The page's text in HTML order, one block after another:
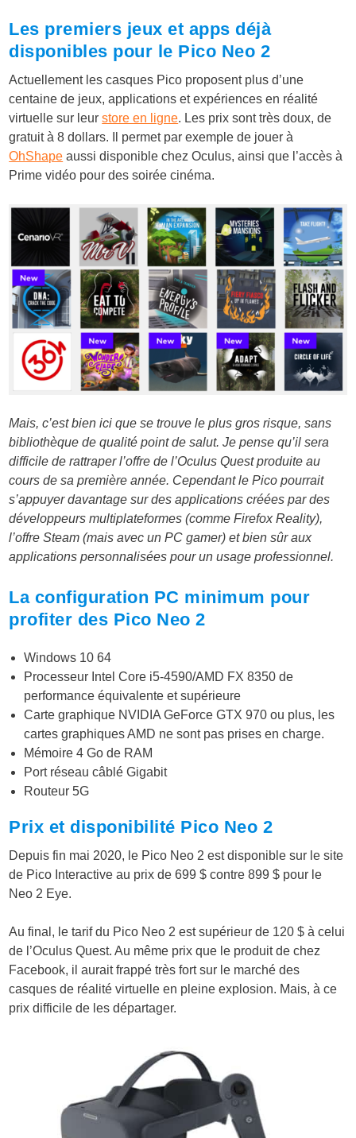
Les premiers jeux et apps déjà
disponibles pour le Pico Neo 2
Actuellement les casques Pico proposent plus d’une
centaine de jeux, applications et expériences en réalité
virtuelle sur leurstore en ligne. Les prix sont très doux, de
gratuit à 8 dollars. Il permet par exemple de jouer à
OhShape aussi disponible chez Oculus, ainsi que l’accès à
Prime vidéo pour des soirée cinéma.
Mais, c’est bien ici que se trouve le plus gros risque, sans
bibliothèque de qualité point de salut. Je pense qu’il sera
difficile de rattraper l’offre de l’Oculus Quest produite au
cours de sa première année. Cependant le Pico pourrait
s’appuyer davantage sur des applications créées par des
développeurs multiplateformes (comme Firefox Reality),
l’offre Steam (mais avec un PC gamer) et bien sûr aux
applications personnalisées pour un usage professionnel.
La configuration PC minimum pour
profiter des Pico Neo 2
Windows 10 64
Processeur Intel Core i5-4590/AMD FX 8350 de
performance équivalente et supérieure
Carte graphique NVIDIA GeForce GTX 970 ou plus, les
cartes graphiques AMD ne sont pas prises en charge.
Mémoire 4 Go de RAM
Port réseau câblé Gigabit
Routeur 5G
Prix et disponibilité Pico Neo 2
Depuis fin mai 2020, le Pico Neo 2 est disponible sur le site
de Pico Interactive au prix de 699 $ contre 899 $ pour le
Neo 2 Eye.
Au final, le tarif du Pico Neo 2 est supérieur de 120 $ à celui
de l’Oculus Quest. Au même prix que le produit de chez
Facebook, il aurait frappé très fort sur le marché des
casques de réalité virtuelle en pleine explosion. Mais, à ce
prix difficile de les départager.